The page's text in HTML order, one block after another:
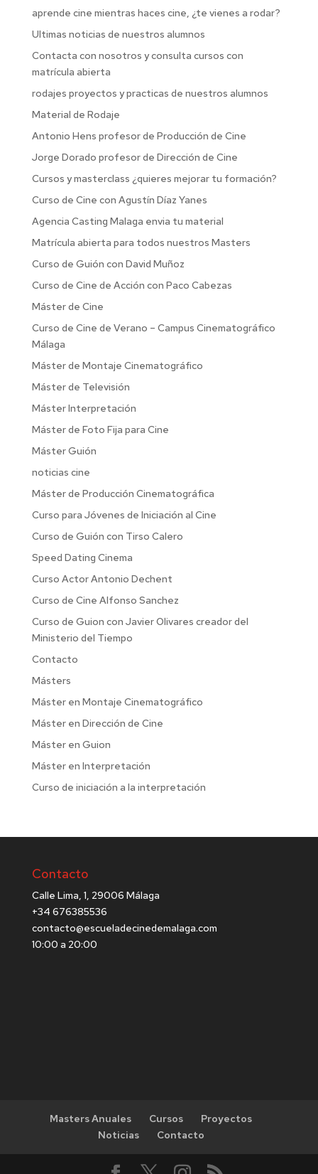
aprende cine mientras haces cine, ¿te vienes a rodar?
Ultimas noticias de nuestros alumnos
Contacta con nosotros y consulta cursos con
matrícula abierta
rodajes proyectos y practicas de nuestros alumnos
Material de Rodaje
Antonio Hens profesor de Producción de Cine
Jorge Dorado profesor de Dirección de Cine
Cursos y masterclass ¿quieres mejorar tu formación?
Curso de Cine con Agustín Díaz Yanes
Agencia Casting Malaga envia tu material
Matrícula abierta para todos nuestros Masters
Curso de Guión con David Muñoz
Curso de Cine de Acción con Paco Cabezas
Máster de Cine
Curso de Cine de Verano – Campus Cinematográfico
Málaga
Máster de Montaje Cinematográfico
Máster de Televisión
Máster Interpretación
Máster de Foto Fija para Cine
Máster Guión
noticias cine
Máster de Producción Cinematográfica
Curso para Jóvenes de Iniciación al Cine
Curso de Guión con Tirso Calero
Speed Dating Cinema
Curso Actor Antonio Dechent
Curso de Cine Alfonso Sanchez
Curso de Guion con Javier Olivares creador del
Ministerio del Tiempo
Contacto
Másters
Máster en Montaje Cinematográfico
Máster en Dirección de Cine
Máster en Guion
Máster en Interpretación
Curso de iniciación a la interpretación
Contacto
Calle Lima, 1, 29006 Málaga
+34 676385536
contacto@escueladecinedemalaga.com
10:00 a 20:00
Masters Anuales Cursos
Proyectos
Noticias
Contacto